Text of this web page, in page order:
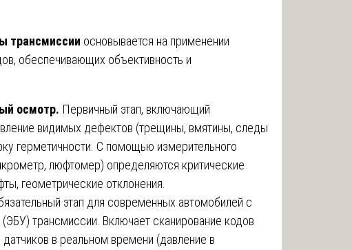
трансмиссии основывается на применении
обеспечивающих объективность и
осмотр. Первичный этап, включающий
видимых дефектов (трещины, вмятины, следы
герметичности. С помощью измерительного
люфтомер) определяются критические
геометрические отклонения.
этап для современных автомобилей с
трансмиссии. Включает сканирование кодов
в реальном времени (давление в